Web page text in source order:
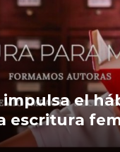
impulsa el
escritura